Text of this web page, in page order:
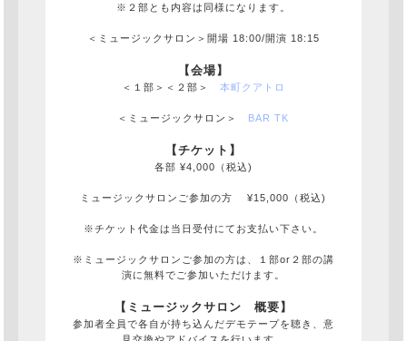
※２部とも内容は同様になります。
＜ミュージックサロン＞開場 18:00/開演 18:15
【会場】
＜１部＞＜２部＞ 本町クアトロ
＜ミュージックサロン＞ BAR TK
【チケット】
各部 ¥4,000（税込)
ミュージックサロンご参加の方 ¥15,000（税込)
※チケット代金は当日受付にてお支払い下さい。
※ミュージックサロンご参加の方は、１部or２部の講
演に無料でご参加いただけます。
【ミュージックサロン 概要】
参加者全員で各自が持ち込んだデモテープを聴き、意